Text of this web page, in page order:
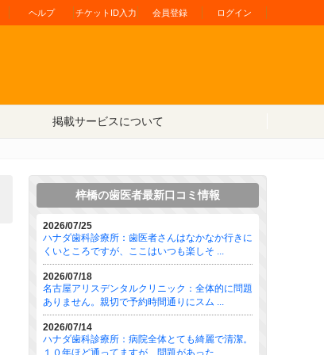
ヘルプ チケットID入力 会員登録 ログイン
掲載サービスについて
梓橋の歯医者最新口コミ情報
2026/07/25
ハナダ歯科診療所：歯医者さんはなかなか行きに
くいところですが、ここはいつも楽しそ ...
2026/07/18
名古屋アリスデンタルクリニック：全体的に問題
ありません。親切で予約時間通りにスム ...
2026/07/14
ハナダ歯科診療所：病院全体とても綺麗で清潔。